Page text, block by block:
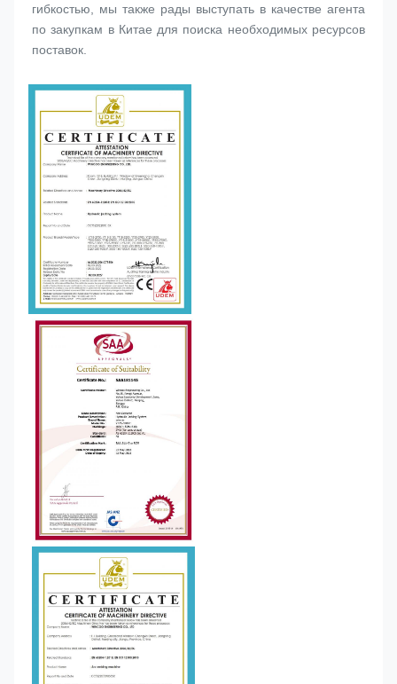
гибкостью, мы также рады выступать в качестве агента
по закупкам в Китае для поиска необходимых ресурсов
поставок.